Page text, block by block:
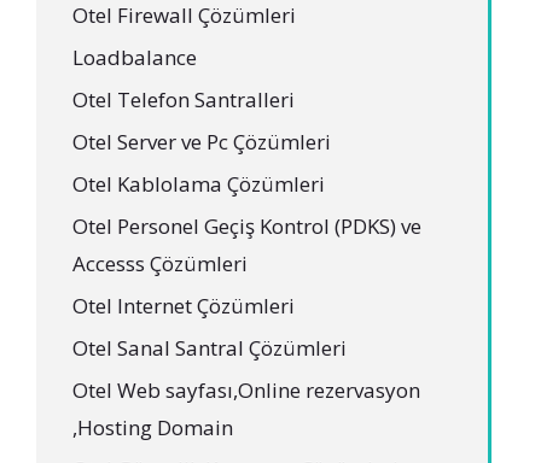
Otel Firewall Çözümleri
Loadbalance
Otel Telefon Santralleri
Otel Server ve Pc Çözümleri
Otel Kablolama Çözümleri
Otel Personel Geçiş Kontrol (PDKS) ve
Accesss Çözümleri
Otel Internet Çözümleri
Otel Sanal Santral Çözümleri
Otel Web sayfası,Online rezervasyon
,Hosting Domain